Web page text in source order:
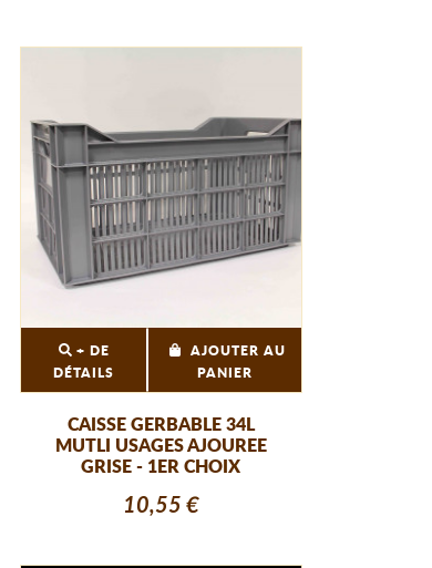
+ DE
DÉTAILS
AJOUTER AU
PANIER
CAISSE GERBABLE 34L
MUTLI USAGES AJOUREE
GRISE - 1ER CHOIX
10,55 €